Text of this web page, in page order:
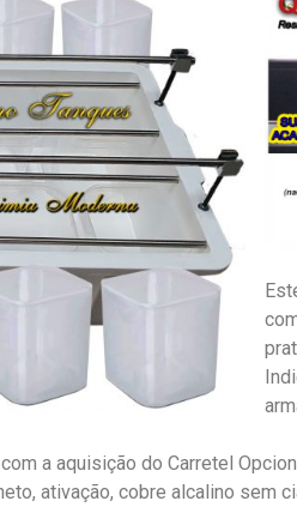
a aquisição do Carretel
ativação, cobre alcalino sem